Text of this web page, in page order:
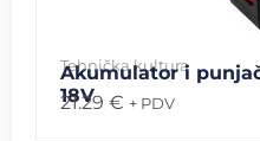
Tehnička kultura
Akumulator i
18V
21.29 € + PDV